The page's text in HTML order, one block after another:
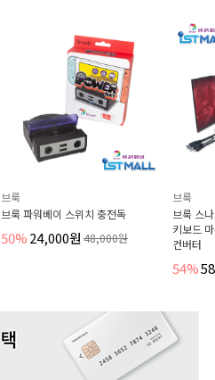
브룩
브룩 파워베이 스위치 충전독
50%24,000원 48,000원
브룩
브룩 스
키보드
컨버터
54%